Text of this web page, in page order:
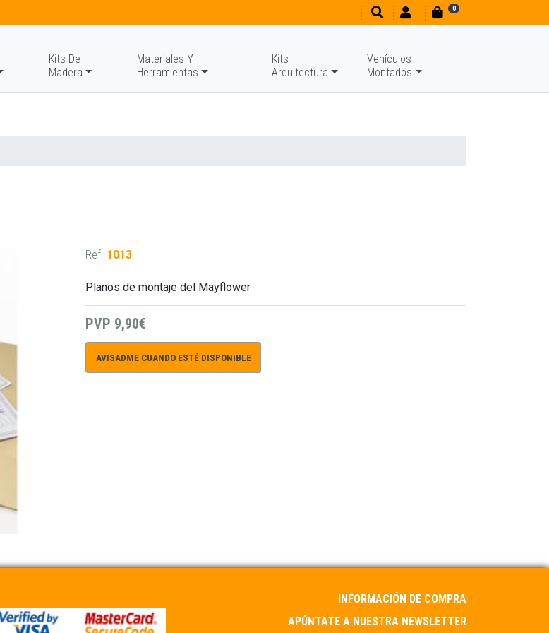
0
Kits De
Madera
Materiales Y
Herramientas
Kits
Arquitectura
Vehículos
Montados
Ref. 1013
Planos de montaje del Mayflower
PVP 9,90€
AVISADME CUANDO ESTÉ DISPONIBLE
INFORMACIÓN DE COMPRA
APÚNTATE A NUESTRA NEWSLETTER